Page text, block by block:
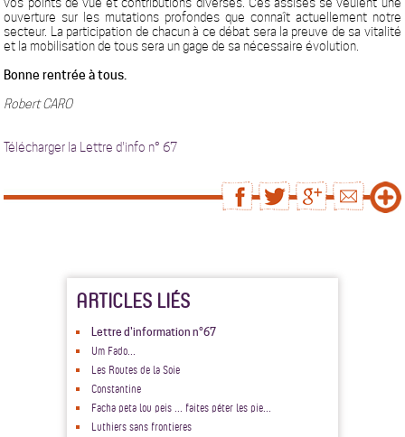
ouverture sur les mutations profondes que connaît actuellement notre
secteur. La participation de chacun à ce débat sera la preuve de sa vitalité
et la mobilisation de tous sera un gage de sa nécessaire évolution.
Bonne rentrée à tous.
Robert CARO
Télécharger la Lettre d'info n° 67
ARTICLES LIÉS
Lettre d'information n°67
Um Fado...
Les Routes de la Soie
Constantine
Facha peta lou peis ... faites péter les pie...
Luthiers sans frontieres